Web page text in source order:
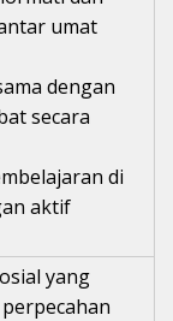
umat
dengan
secara
di
aktif
yang